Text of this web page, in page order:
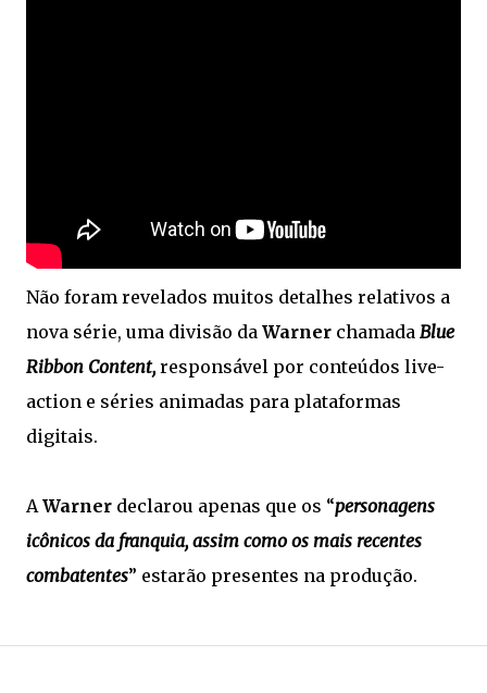
Não foram revelados muitos detalhes relativos a
nova série, uma divisão da Warner chamada Blue
Ribbon Content, responsável por conteúdos live-
action e séries animadas para plataformas
digitais.
AWarner declarou apenas que os “personagens
icônicos da franquia, assim como os mais recentes
combatentes” estarão presentes na produção.